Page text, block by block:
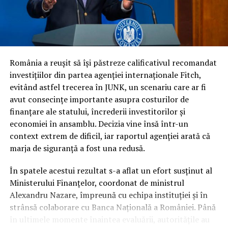
ratingului suveran, decizie justificată de tabloul
economic dificil: presiunile inflaționiste care au afectat
puterea de cumpărare, deciziile de înghețare a salariilor
și pensiilor și riscul persistent de a fi încadrați la
categoria de risc major (junk).
În ciuda acestor vulnerabilități și a presiunii uriașe pe
finanțele publice, autoritățile române au reușit să evite
scenariul negativ. Întrebarea esențială este cum a fost
posibil acest lucru, în condițiile în care datele
economice brute erau deja cunoscute de piețe.
Răspunsul nu a stat în prezentarea unor indicatori noi,
ci în garanțiile de conduită fiscală. În timp ce
autoritatea altor actori politici s-a erodat considerabil
pe parcursul mandatului, Nicușor Dan a rămas
interlocutorul strategic în care partenerii externi au
avut încredere totală.
România a reușit să își păstreze calificativul recomandat
investițiilor din partea agenției internaționale Fitch,
evitând astfel trecerea în JUNK, un scenariu care ar fi
avut consecințe importante asupra costurilor de
finanțare ale statului, încrederii investitorilor și
economiei în ansamblu. Decizia vine însă într-un
context extrem de dificil, iar raportul agenției arată că
marja de siguranță a fost una redusă.
În spatele acestui rezultat s-a aflat un efort susținut al
Ministerului Finanțelor, coordonat de ministrul
Alexandru Nazare, împreună cu echipa instituției și în
strânsă colaborare cu Banca Națională a României. Până
în ultimele momente înaintea evaluării, autoritățile au